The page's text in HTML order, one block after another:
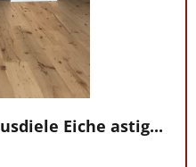
Eiche astig...